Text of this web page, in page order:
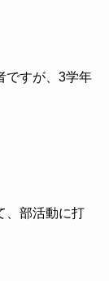
ですが、3学年
、部活動に打